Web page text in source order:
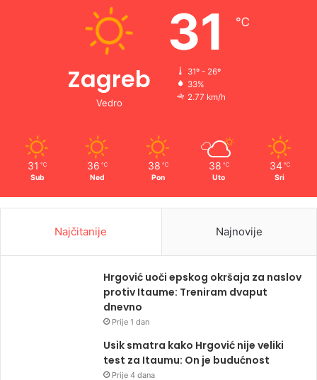
Zagreb
Vedro
31 ℃
31º - 26º
33%
2.77 km/h
31 ℃
Sub
36 ℃
Ned
38 ℃
Pon
38 ℃
Uto
34 ℃
Sri
Najčitanije Najnovije
Hrgović uoči epskog okršaja za naslov
protiv Itaume: Treniram dvaput
dnevno
Prije 1 dan
Usik smatra kako Hrgović nije veliki
test za Itaumu: On je budućnost
Prije 4 dana